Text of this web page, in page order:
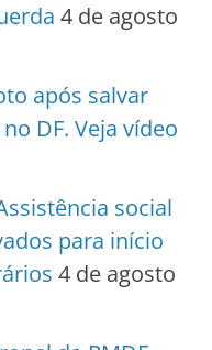
4 de agosto
após salvar
DF. Veja vídeo
social
para início
4 de agosto